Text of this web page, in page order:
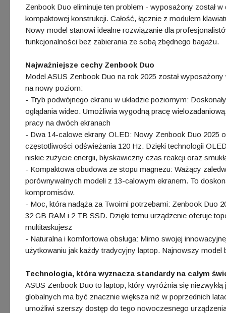
Zenbook Duo eliminuje ten problem - wyposażony został
kompaktowej konstrukcji. Całość, łącznie z modułem
Nowy model stanowi idealne rozwiązanie dla
funkcjonalności bez zabierania ze sobą zbędnego bagażu.
Najważniejsze cechy Zenbook Duo
Model ASUS Zenbook Duo na rok 2025 został
na nowy poziom:
- Tryb podwójnego ekranu w układzie poziomym:
oglądania wideo. Umożliwia wygodną pracę
pracy na dwóch ekranach
- Dwa 14-calowe ekrany OLED: Nowy Zenbook Duo 2025
częstotliwości odświeżania 120 Hz. Dzięki technologii
niskie zużycie energii, błyskawiczny czas reakcji oraz
- Kompaktowa obudowa ze stopu magnezu: Ważący
porównywalnych modeli z 13-calowym ekranem. To
kompromisów.
- Moc, która nadąża za Twoimi potrzebami: Zenbook Duo
32 GB RAM i 2 TB SSD. Dzięki temu urządzenie oferuje
multitaskujesz
- Naturalna i komfortowa obsługa: Mimo swojej
użytkowaniu jak każdy tradycyjny laptop. Najnowszy
Technologia, która wyznacza standardy na całym
ASUS Zenbook Duo to laptop, który wyróżnia się
globalnych ma być znacznie większa niż w poprzednich
umożliwi szerszy dostęp do tego nowoczesnego